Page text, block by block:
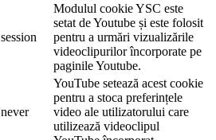
session
Modulul cookie YSC este
setat de Youtube și este folosit
pentru a urmări vizualizările
videoclipurilor încorporate pe
paginile Youtube.
never
YouTube setează acest cookie
pentru a stoca preferințele
video ale utilizatorului care
utilizează videoclipul